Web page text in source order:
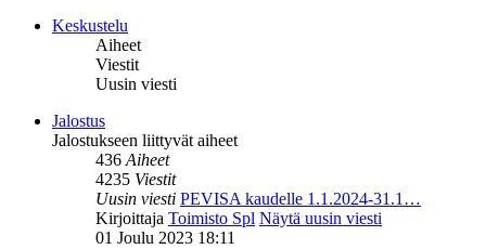
Keskustelu
Aiheet
Viestit
Uusin viesti
Jalostus
Jalostukseen liittyvät aiheet
436Aiheet
4235 Viestit
Uusin viesti PEVISA kaudelle 1.1.2024-31.1…
Kirjoittaja Toimisto Spl Näytä uusin viesti
01 Joulu 2023 18:11